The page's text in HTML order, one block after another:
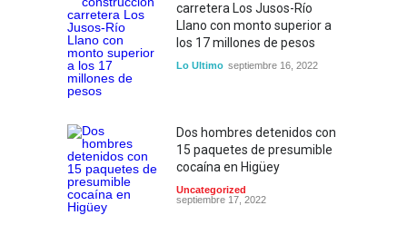
carretera Los Jusos-Río
Llano con monto superior a
los 17 millones de pesos
Lo Ultimo septiembre 16, 2022
Dos hombres detenidos con
15 paquetes de presumible
cocaína en Higüey
Uncategorized
septiembre 17, 2022